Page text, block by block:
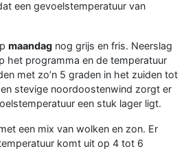
een gevoelstemperatuur van
maandag nog grijs en fris. Neerslag
het programma en de temperatuur
met zo’n 5 graden in het zuiden tot
stevige noordoostenwind zorgt er
een stuk lager ligt.
een mix van wolken en zon. Er
komt uit op 4 tot 6